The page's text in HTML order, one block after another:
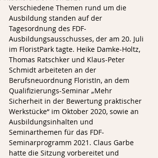
Verschiedene Themen rund um die
Ausbildung standen auf der
Tagesordnung des FDF-
Ausbildungsausschusses, der am 20. Juli
im FloristPark tagte. Heike Damke-Holtz,
Thomas Ratschker und Klaus-Peter
Schmidt arbeiteten an der
Berufsneuordnung FloristIn, an dem
Qualifizierungs-Seminar „Mehr
Sicherheit in der Bewertung praktischer
Werkstücke“ im Oktober 2020, sowie an
Ausbildungsinhalten und
Seminarthemen für das FDF-
Seminarprogramm 2021. Claus Garbe
hatte die Sitzung vorbereitet und